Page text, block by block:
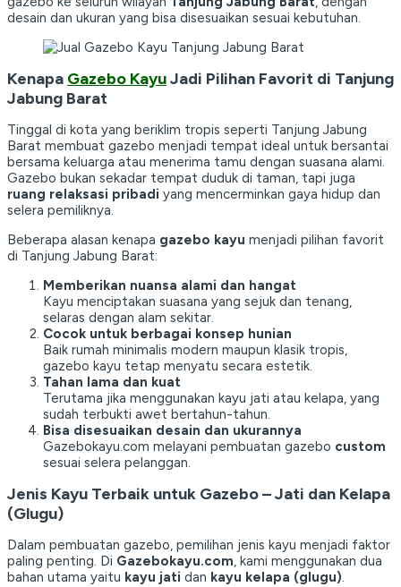
desain dan ukuran yang bisa disesuaikan sesuai kebutuhan.
Kenapa Gazebo KayuJadi Pilihan Favorit di Tanjung
Jabung Barat
Tinggal di kota yang beriklim tropis seperti Tanjung Jabung
Barat membuat gazebo menjadi tempat ideal untuk bersantai
bersama keluarga atau menerima tamu dengan suasana alami.
Gazebo bukan sekadar tempat duduk di taman, tapi juga
ruang relaksasi pribadi yang mencerminkan gaya hidup dan
selera pemiliknya.
Beberapa alasan kenapa gazebo kayu menjadi pilihan favorit
di Tanjung Jabung Barat:
Memberikan nuansa alami dan hangat
Kayu menciptakan suasana yang sejuk dan tenang,
selaras dengan alam sekitar.
Cocok untuk berbagai konsep hunian
Baik rumah minimalis modern maupun klasik tropis,
gazebo kayu tetap menyatu secara estetik.
Tahan lama dan kuat
Terutama jika menggunakan kayu jati atau kelapa, yang
sudah terbukti awet bertahun-tahun.
Bisa disesuaikan desain dan ukurannya
Gazebokayu.com melayani pembuatan gazebo custom
sesuai selera pelanggan.
Jenis Kayu Terbaik untuk Gazebo – Jati dan Kelapa
(Glugu)
Dalam pembuatan gazebo, pemilihan jenis kayu menjadi faktor
paling penting. Di Gazebokayu.com, kami menggunakan dua
bahan utama yaitu kayu jati dan kayu kelapa (glugu).